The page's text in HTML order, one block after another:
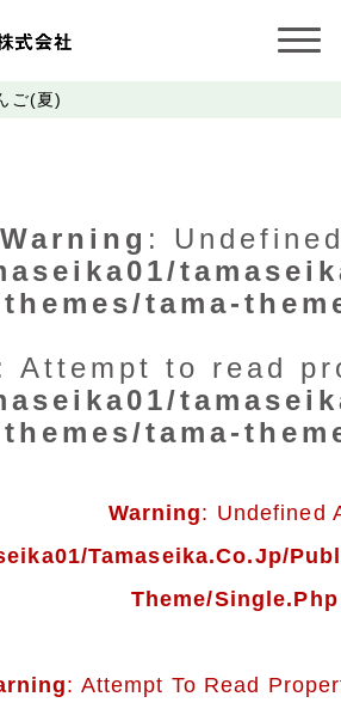
ご(夏)
Warning :
tama-
Attempt to read
tama-
Warning: Undefined
tamaseika.co.jp/
Theme/single.php
: Attempt To Read